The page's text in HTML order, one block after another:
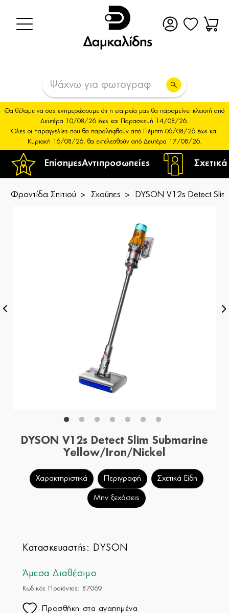
ΕπίσημεςΑντιπροσωπείες
Θα θέλαμε να σας ενημερώσουμε ότι η εταιρεία μας θα παραμείνει κλειστή από
Δευτέρα 10/08/26 έως και Παρασκευή 14/08/26.
Όλες οι παραγγελίες που θα παραληφθούν από Πέμπτη 06/08/26 έως και
Κυριακή 16/08/26, θα εκτελεσθούν από Δευτέρα 17/08/26.
Φροντίδα Σπιτιού Σκούπες DYSON V12s Detect
DYSON V12s Detect Slim Submarine
Yellow/Iron/Nickel
Χαρακτηριστικά Περιγραφή Σχετικά Είδη
Μην ξεχάσεις
Κατασκευαστής: DYSON
Άμεσα Διαθέσιμο
Κωδικός Προϊόντος: 87069
Προσθήκη στα αγαπημένα